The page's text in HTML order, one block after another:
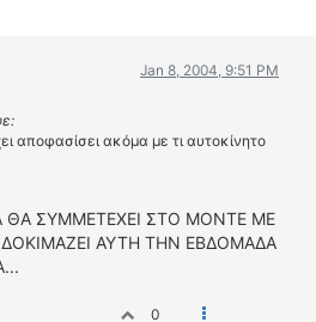
Jan 8, 2004, 9:51 PM
αποφασίσει ακόμα με τι αυτοκίνητο
ΘΑ ΣΥΜΜΕΤΕΧΕΙ ΣΤΟ ΜΟΝΤΕ ΜΕ
ΔΟΚΙΜΑΖΕΙ ΑΥΤΗ ΤΗΝ ΕΒΔΟΜΑΔΑ
0